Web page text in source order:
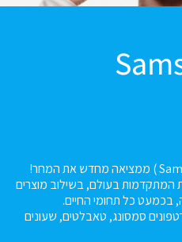
לחלומות אין גבולות - סמסונג ( Samsung ) ממציאה מחדש את המחר!
המתקדמות בעולם, בשילוב מוצרים
בכמעט כל תחומי החיים.
סמסונג, טאבלטים, שעונים